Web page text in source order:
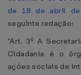
de 18 de abril
seguinte redação:
"Art. 3º A
Cidadania é o
ações sociais de